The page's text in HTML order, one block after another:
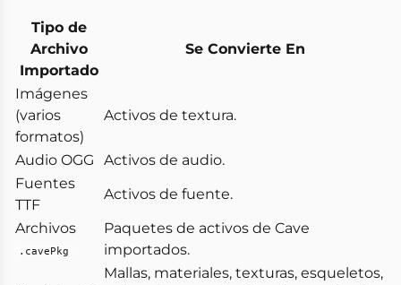
Tipo de
Archivo
Importado
Se Convierte En
Imágenes
(varios
formatos)
Activos de textura.
Audio OGG
Activos de audio.
Fuentes
TTF
Activos de fuente.
Archivos
.cavePkg
Paquetes de activos de Cave
importados.
Mallas, materiales, texturas, esqueletos,